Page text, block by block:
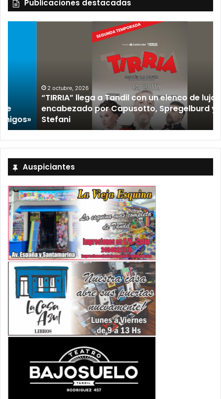
Publicaciones destacadas
2 octubre, 2026
“TIRRIA” llega a Tandil con un elenco de lujo
encabezado por Capusotto, Spregelburd y
Stefani
Auspiciantes